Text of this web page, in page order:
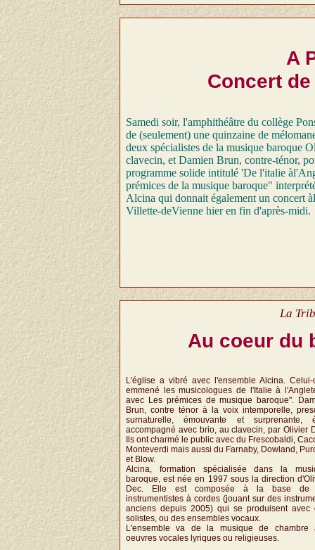
A
Concert
Samedi soir, l'amphithéâtre du collège
de (seulement) une quinzaine de
deux spécialistes de la musique baroque
clavecin, et Damien Brun, contre-ténor,
programme solide intitulé 'De l'italie
prémices de la musique baroque"
Alcina qui donnait également un concert
Villette-deVienne hier en fin d'après-midi.
La
Au coeur du
L'église a vibré avec l'ensemble Alcina.
emmené les musicologues de l'Italie à
avec Les prémices de musique baroque".
Brun, contre ténor à la voix intemporelle,
surnaturelle, émouvante et surprenante,
accompagné avec brio, au clavecin, par Olivier
Ils ont charmé le public avec du Frescobaldi,
Monteverdi mais aussi du Farnaby, Dowland,
et Blow.
Alcina, formation spécialisée dans la
baroque, est née en 1997 sous la direction
Dec. Elle est composée à la base de
instrumentistes à cordes (jouant sur des
anciens depuis 2005) qui se produisent avec
solistes, ou des ensembles vocaux.
L'ensemble va de la musique de chambre
oeuvres vocales lyriques ou religieuses.